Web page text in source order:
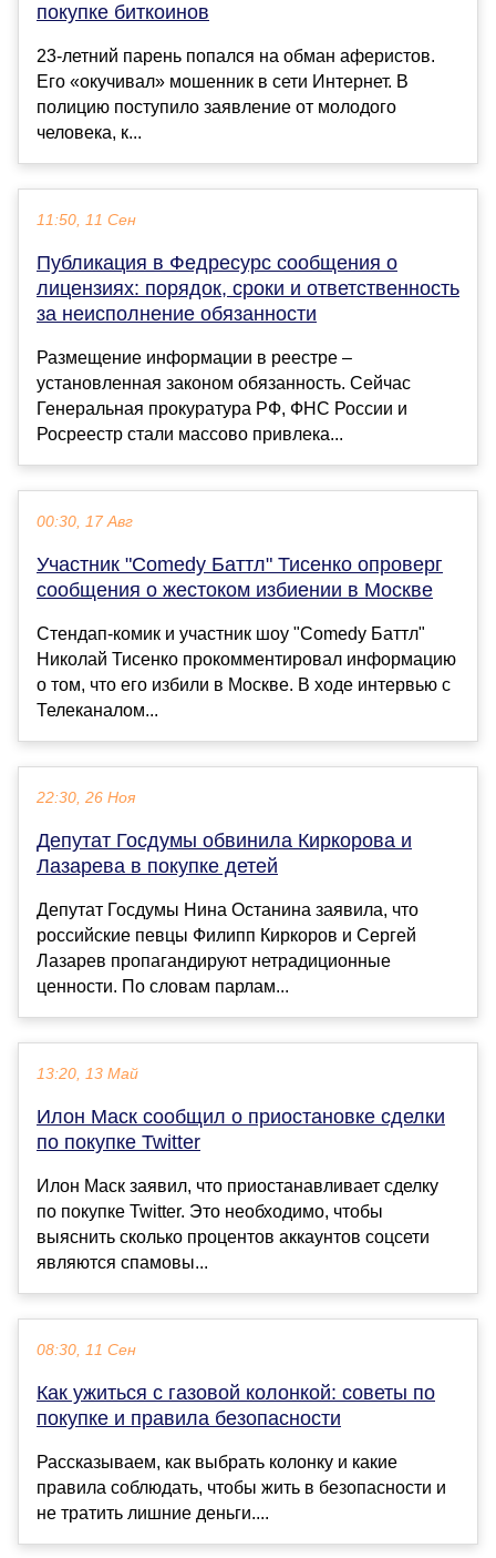
покупке биткоинов
23-летний парень попался на обман аферистов.
Его «окучивал» мошенник в сети Интернет. В
полицию поступило заявление от молодого
человека, к...
11:50, 11 Сен
Публикация в Федресурс сообщения о
лицензиях: порядок, сроки и ответственность
за неисполнение обязанности
Размещение информации в реестре –
установленная законом обязанность. Сейчас
Генеральная прокуратура РФ, ФНС России и
Росреестр стали массово привлека...
00:30, 17 Авг
Участник "Comedy Баттл" Тисенко опроверг
сообщения о жестоком избиении в Москве
Стендап-комик и участник шоу "Comedy Баттл"
Николай Тисенко прокомментировал информацию
о том, что его избили в Москве. В ходе интервью с
Телеканалом...
22:30, 26 Ноя
Депутат Госдумы обвинила Киркорова и
Лазарева в покупке детей
Депутат Госдумы Нина Останина заявила, что
российские певцы Филипп Киркоров и Сергей
Лазарев пропагандируют нетрадиционные
ценности. По словам парлам...
13:20, 13 Май
Илон Маск сообщил о приостановке сделки
по покупке Twitter
Илон Маск заявил, что приостанавливает сделку
по покупке Twitter. Это необходимо, чтобы
выяснить сколько процентов аккаунтов соцсети
являются спамовы...
08:30, 11 Сен
Как ужиться с газовой колонкой: советы по
покупке и правила безопасности
Рассказываем, как выбрать колонку и какие
правила соблюдать, чтобы жить в безопасности и
не тратить лишние деньги....